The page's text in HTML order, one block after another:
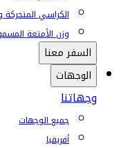
الكراسي
وزن الأمتعة
السفر معنا
الوجهات
وجهاتنا
جميع الوجهات
أفريقيا